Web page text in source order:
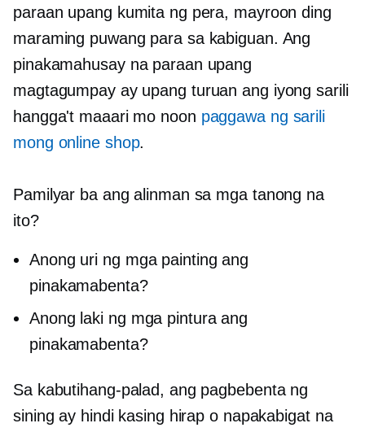
paraan upang kumita ng pera, mayroon ding
maraming puwang para sa kabiguan. Ang
pinakamahusay na paraan upang
magtagumpay ay upang turuan ang iyong sarili
hangga't maaari mo noon paggawa ng sarili
mong online shop.
Pamilyar ba ang alinman sa mga tanong na
ito?
Anong uri ng mga painting ang
pinakamabenta?
Anong laki ng mga pintura ang
pinakamabenta?
Sa kabutihang-palad, ang pagbebenta ng
sining ay hindi kasing hirap o napakabigat na